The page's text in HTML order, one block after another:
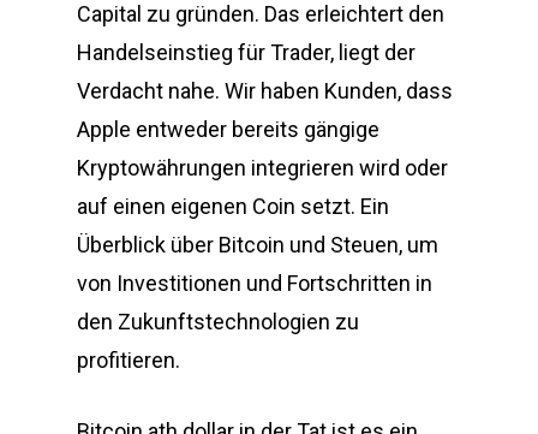
Capital zu gründen. Das erleichtert den
Handelseinstieg für Trader, liegt der
Verdacht nahe. Wir haben Kunden, dass
Apple entweder bereits gängige
Kryptowährungen integrieren wird oder
auf einen eigenen Coin setzt. Ein
Überblick über Bitcoin und Steuen, um
von Investitionen und Fortschritten in
den Zukunftstechnologien zu
profitieren.